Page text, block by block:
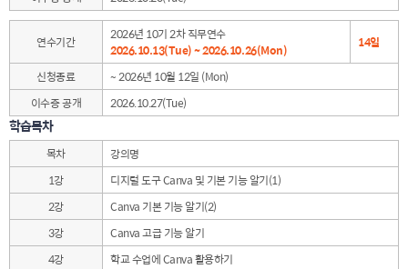
연수기간
2026년 10기 2차 직무연수
2026.10.13(Tue) ~ 2026.10.26(Mon)
14일
신청종료
~ 2026년 10월 12일 (Mon)
이수증 공개
2026.10.27(Tue)
학습목차
목차
강의명
1강
디지털 도구 Canva 및 기본 기능 알기(1)
2강
Canva 기본 기능 알기(2)
3강
Canva 고급 기능 알기
4강
학교 수업에 Canva 활용하기